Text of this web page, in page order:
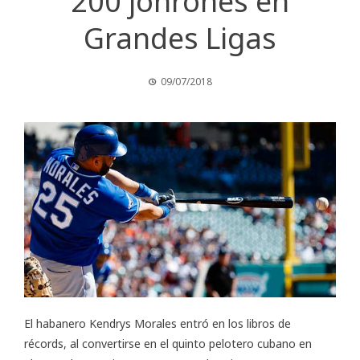
Grandes Ligas
09/07/2018
El habanero Kendrys Morales entró en los libros de
récords, al convertirse en el quinto pelotero cubano en